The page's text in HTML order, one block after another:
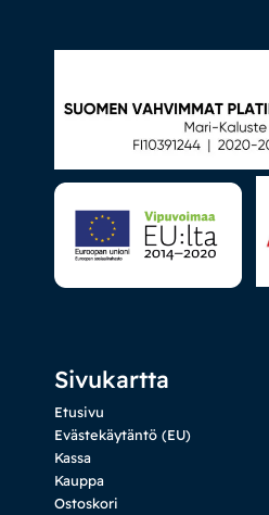
Sivukartta
Etusivu
Evästekäytäntö (EU)
Kassa
Kauppa
Ostoskori